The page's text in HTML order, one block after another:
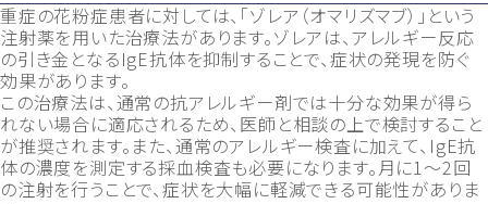
重症の花粉症患者に対しては、「ゾレア（オマリズマブ）」という
注射薬を用いた治療法があります。ゾレアは、アレルギー反応
の引き金となるIgE抗体を抑制することで、症状の発現を防ぐ
効果があります。
この治療法は、通常の抗アレルギー剤では十分な効果が得ら
れない場合に適応されるため、医師と相談の上で検討すること
が推奨されます。また、通常のアレルギー検査に加えて、IgE抗
体の濃度を測定する採血検査も必要になります。月に1～2回
の注射を行うことで、症状を大幅に軽減できる可能性がありま